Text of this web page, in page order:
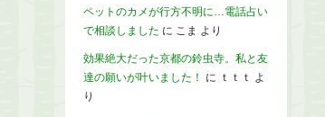
ペットのカメが行方不明に…電話占い
で相談しました に こま より
効果絶大だった京都の鈴虫寺。私と友
達の願いが叶いました！
に ｔｔｔ よ
り